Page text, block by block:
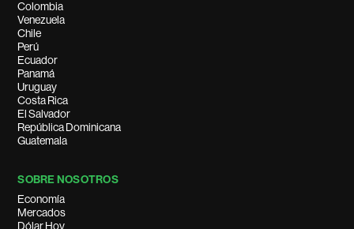
Colombia
Venezuela
Chile
Perú
Ecuador
Panamá
Uruguay
Costa Rica
El Salvador
República Dominicana
Guatemala
SOBRE NOSOTROS
Economía
Mercados
Dólar Hoy